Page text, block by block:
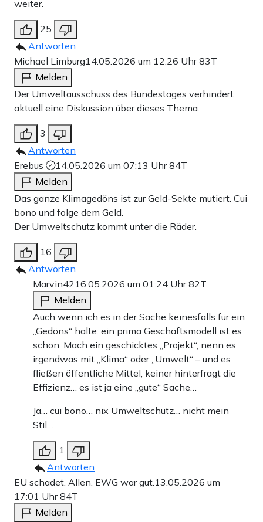
weiter.
25
Antworten
Michael Limburg14.05.2026 um 12:26 Uhr83T
Melden
Der Umweltausschuss des Bundestages verhindert
aktuell eine Diskussion über dieses Thema.
3
Antworten
Erebus
14.05.2026 um 07:13 Uhr84T
Melden
Das ganze Klimagedöns ist zur Geld-Sekte mutiert. Cui
bono und folge dem Geld.
Der Umweltschutz kommt unter die Räder.
16
Antworten
Marvin42 16.05.2026 um 01:24 Uhr82T
Melden
Auch wenn ich es in der Sache keinesfalls für ein
„Gedöns“ halte: ein prima Geschäftsmodell ist es
schon. Mach ein geschicktes „Projekt“, nenn es
irgendwas mit „Klima“ oder „Umwelt“ – und es
fließen öffentliche Mittel, keiner hinterfragt die
Effizienz… es ist ja eine „gute“ Sache…
Ja… cui bono… nix Umweltschutz… nicht mein
Stil…
1
Antworten
EU schadet. Allen. EWG war gut. 13.05.2026 um
17:01 Uhr84T
Melden